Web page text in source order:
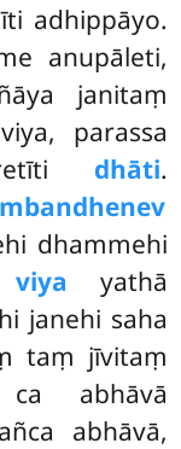
adhippāyo.
anupāleti,
janitaṃ
parassa
dhāti.
dhammehi
viya yathā
janehi saha
taṃ jīvitaṃ
abhāvā
abhāvā,